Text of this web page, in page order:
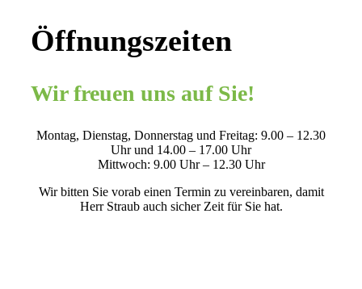
Öffnungszeiten
Wir freuen uns auf Sie!
Montag, Dienstag, Donnerstag und Freitag: 9.00 – 12.30
Uhr und 14.00 – 17.00 Uhr
Mittwoch: 9.00 Uhr – 12.30 Uhr
Wir bitten Sie vorab einen Termin zu vereinbaren, damit
Herr Straub auch sicher Zeit für Sie hat.